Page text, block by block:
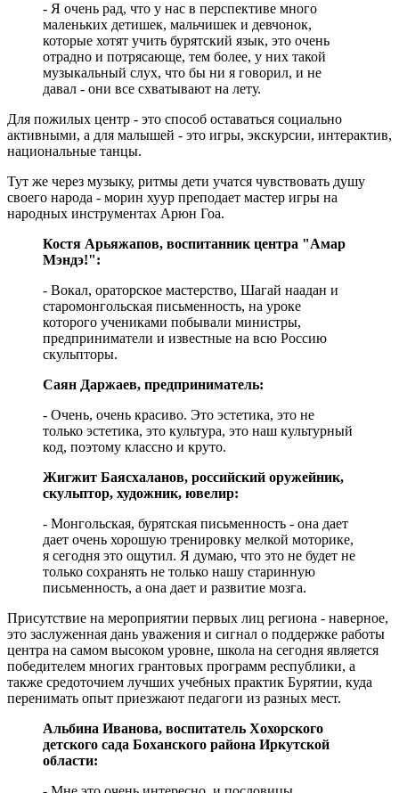
- Я очень рад, что у нас в перспективе много
маленьких детишек, мальчишек и девчонок,
которые хотят учить бурятский язык, это очень
отрадно и потрясающе, тем более, у них такой
музыкальный слух, что бы ни я говорил, и не
давал - они все схватывают на лету.
Для пожилых центр - это способ оставаться социально
активными, а для малышей - это игры, экскурсии, интерактив,
национальные танцы.
Тут же через музыку, ритмы дети учатся чувствовать душу
своего народа - морин хуур преподает мастер игры на
народных инструментах Арюн Гоа.
Костя Арьяжапов, воспитанник центра "Амар
Мэндэ!":
- Вокал, ораторское мастерство, Шагай наадан и
старомонгольская письменность, на уроке
которого учениками побывали министры,
предприниматели и известные на всю Россию
скульпторы.
Саян Даржаев, предприниматель:
- Очень, очень красиво. Это эстетика, это не
только эстетика, это культура, это наш культурный
код, поэтому классно и круто.
Жигжит Баясхаланов, российский оружейник,
скульптор, художник, ювелир:
- Монгольская, бурятская письменность - она дает
дает очень хорошую тренировку мелкой моторике,
я сегодня это ощутил. Я думаю, что это не будет не
только сохранять не только нашу старинную
письменность, а она дает и развитие мозга.
Присутствие на мероприятии первых лиц региона - наверное,
это заслуженная дань уважения и сигнал о поддержке работы
центра на самом высоком уровне, школа на сегодня является
победителем многих грантовых программ республики, а
также средоточием лучших учебных практик Бурятии, куда
перенимать опыт приезжают педагоги из разных мест.
Альбина Иванова, воспитатель Хохорского
детского сада Боханского района Иркутской
области: